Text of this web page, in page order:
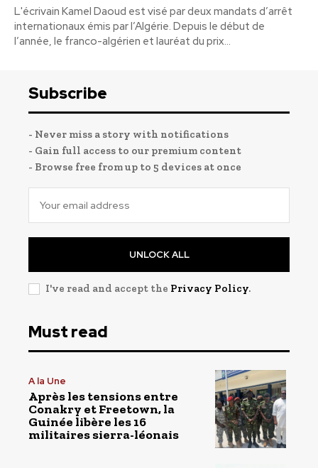
L'écrivain Kamel Daoud est visé par deux mandats d’arrêt
internationaux émis par l’Algérie. Depuis le début de
l’année, le franco-algérien et lauréat du prix...
Subscribe
- Never miss a story with notifications
- Gain full access to our premium content
- Browse free from up to 5 devices at once
UNLOCK ALL
I've read and accept the Privacy Policy.
Must read
A la Une
Après les tensions entre
Conakry et Freetown, la
Guinée libère les 16
militaires sierra-léonais